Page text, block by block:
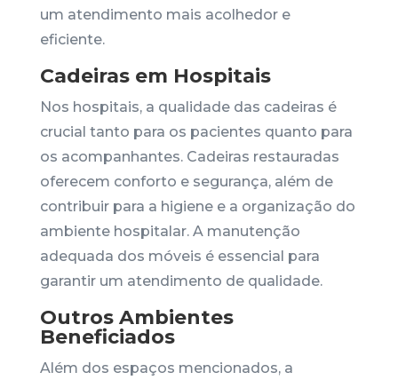
um atendimento mais acolhedor e
eficiente.
Cadeiras em Hospitais
Nos hospitais, a qualidade das cadeiras é
crucial tanto para os pacientes quanto para
os acompanhantes. Cadeiras restauradas
oferecem conforto e segurança, além de
contribuir para a higiene e a organização do
ambiente hospitalar. A manutenção
adequada dos móveis é essencial para
garantir um atendimento de qualidade.
Outros Ambientes
Beneficiados
Além dos espaços mencionados, a